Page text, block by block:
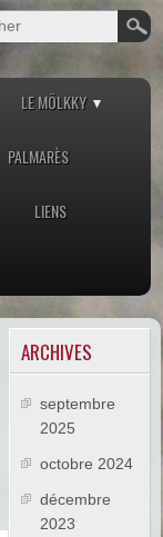
LE MÖLKKY
PALMARÈS
LIENS
ARCHIVES
septembre
2025
octobre 2024
décembre
2023